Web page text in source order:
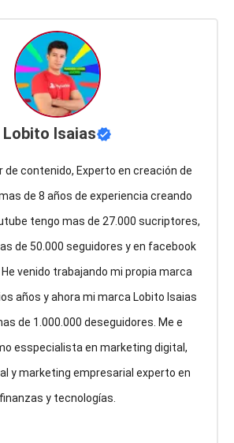
Lobito Isaias
de contenido, Experto en creación de
de 8 años de experiencia creando
tengo mas de 27.000 sucriptores,
de 50.000 seguidores y en facebook
venido trabajando mi propia marca
años y ahora mi marca Lobito Isaias
de 1.000.000 deseguidores. Me e
esspecialista en marketing digital,
y marketing empresarial experto en
finanzas y tecnologías.